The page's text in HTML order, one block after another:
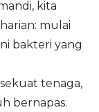
kita
mulai
bakteri yang
tenaga,
bernapas.